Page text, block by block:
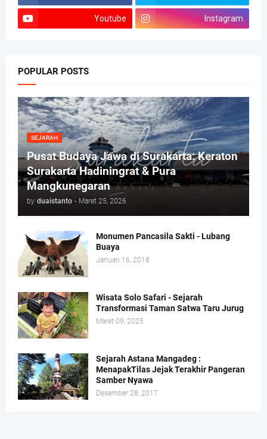
Youtube Instagram
POPULAR POSTS
SEJARAH
Pusat Budaya Jawa di Surakarta: Keraton
Surakarta Hadiningrat & Pura
Mangkunegaran
by duaistanto - Maret 25, 2026
Monumen Pancasila Sakti - Lubang
Buaya
Januari 16, 2018
Wisata Solo Safari - Sejarah
Transformasi Taman Satwa Taru Jurug
Maret 09, 2025
Sejarah Astana Mangadeg :
MenapakTilas Jejak Terakhir Pangeran
Samber Nyawa
Desember 28, 2017